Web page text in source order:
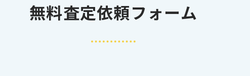
無料査定依頼フォーム